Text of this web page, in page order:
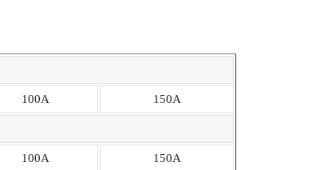
100A 150A
100A 150A